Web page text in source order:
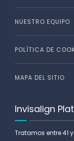
NUESTRO EQUIPO
POLÍTICA DE
MAPA DEL SITIO
Invisalign
Tratamos entre 41